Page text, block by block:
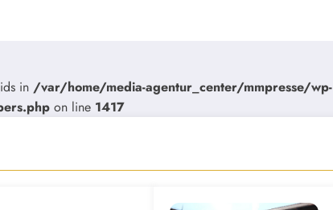
in /var/home/media-agentur_center/mmpresse/wp-
on line 1417